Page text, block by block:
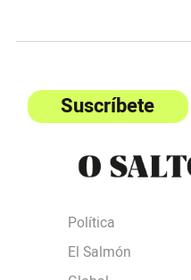
Suscríbete
Política
El Salmón